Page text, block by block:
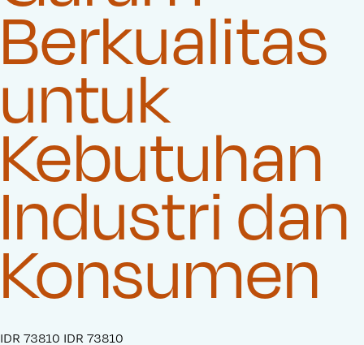
Berkualitas
untuk
Kebutuhan
Industri dan
Konsumen
S
IDR 73810 O
IDR 73810